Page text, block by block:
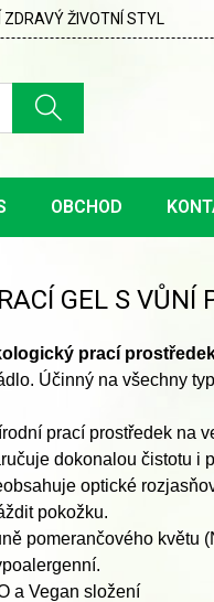
ŽIVOTNÍ STYL
OBCHOD
GEL S VŮNÍ
prací
Účinný na všechny
prací prostředek na
dokonalou čistotu i
optické
pokožku.
pomerančového květu
a Vegan složení